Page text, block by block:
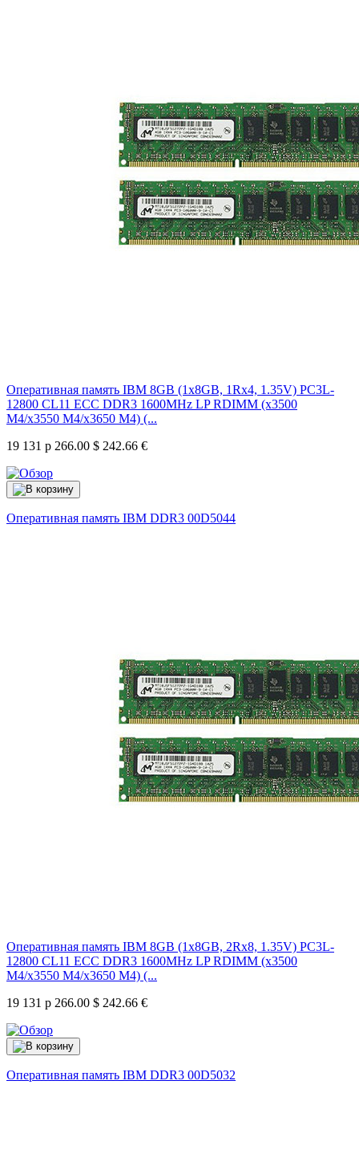
Оперативная память IBM 8GB (1x8GB, 1Rx4, 1.35V) PC3L-
12800 CL11 ECC DDR3 1600MHz LP RDIMM (x3500
M4/x3550 M4/x3650 M4) (...
19 131 р 266.00 $ 242.66 €
Оперативная память IBM DDR3 00D5044
Оперативная память IBM 8GB (1x8GB, 2Rx8, 1.35V) PC3L-
12800 CL11 ECC DDR3 1600MHz LP RDIMM (x3500
M4/x3550 M4/x3650 M4) (...
19 131 р 266.00 $ 242.66 €
Оперативная память IBM DDR3 00D5032